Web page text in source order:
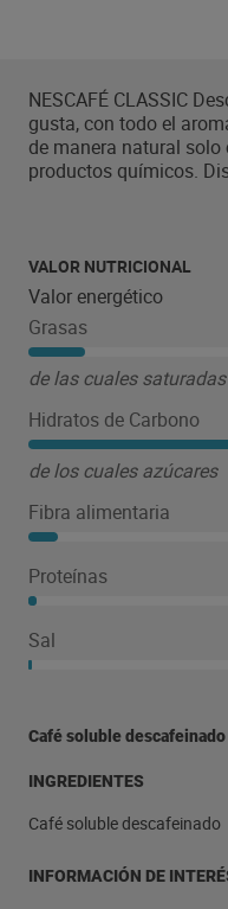
NESCAFÉ CLASSIC
gusta, con todo el
de manera natural
productos químicos.
CLASSIC
café de cultivo
de caficultores en el
excelente calidad.
calidad de nuestro
social de las
VALOR NUTRICIONAL
Valor energético
Grasas
de las cuales saturadas
Hidratos de Carbono
de los cuales azúcares
Fibra alimentaria
Proteínas
Sal
Café soluble descafeinado
INGREDIENTES
Café soluble descafeinado
INFORMACIÓN DE